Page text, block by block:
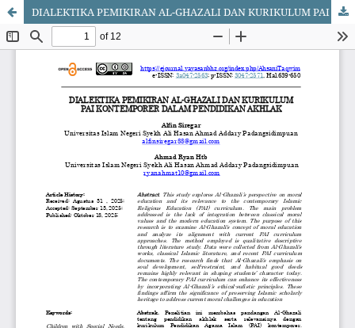
DIALEKTIKA PEMIKIRAN AL-GHAZALI DAN KURIKULUM PAI KONTEMPORER DALAM PENDIDIKAN AKHLAK